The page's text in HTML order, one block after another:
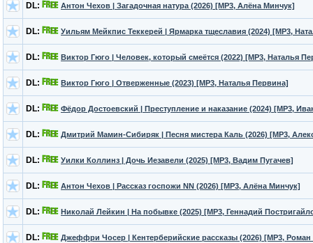
DL: Антон Чехов | Загадочная натура (2026) [MP3, Алёна Минчук]
DL: Уильям Мейкпис Теккерей | Ярмарка тщеславия (2024) [MP3,
DL: Виктор Гюго | Человек, который смеётся (2022) [MP3, Наталья
DL: Виктор Гюго | Отверженные (2023) [MP3, Наталья Первина]
DL: Фёдор Достоевский | Преступление и наказание (2024) [MP3,
DL: Дмитрий Мамин-Сибиряк | Песня мистера Каль (2026) [MP3,
DL: Уилки Коллинз | Дочь Иезавели (2025) [MP3, Вадим Пугачев]
DL: Антон Чехов | Рассказ госпожи NN (2026) [MP3, Алёна Минчук]
DL: Николай Лейкин | На побывке (2025) [MP3, Геннадий
DL: Джеффри Чосер | Кентерберийские рассказы (2026) [MP3,